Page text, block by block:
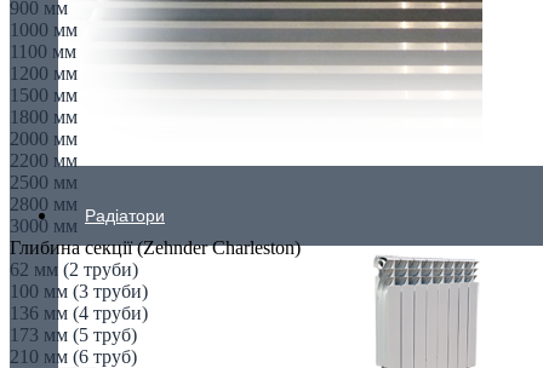
Радіатори
900 мм
1000 мм
1100 мм
1200 мм
1500 мм
1800 мм
2000 мм
2200 мм
2500 мм
2800 мм
3000 мм
Глибина секції (Zehnder Charleston)
62 мм (2 труби)
100 мм (3 труби)
136 мм (4 труби)
173 мм (5 труб)
210 мм (6 труб)